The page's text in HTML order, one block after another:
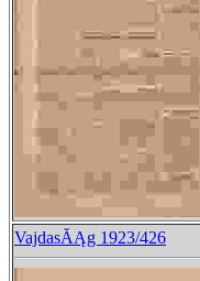
VajdasĂĄg 1923/426